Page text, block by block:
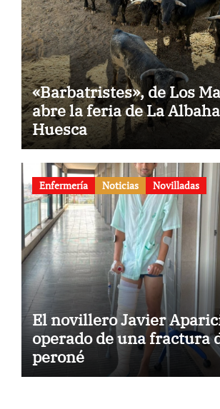
«Barbatristes», de Los
abre la feria de La
Huesca
Enfermería Noticias Novilladas
El novillero Javier
operado de una fractura
peroné